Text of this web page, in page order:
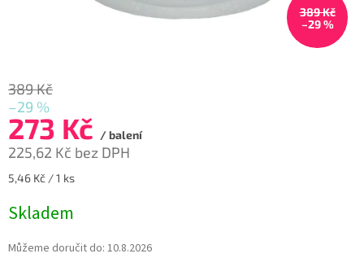
389 Kč
–29 %
389 Kč
–29 %
273 Kč / balení
225,62 Kč bez DPH
Měrná
5,46 Kč / 1 ks
Skladem
Můžeme doručit do: 10.8.2026